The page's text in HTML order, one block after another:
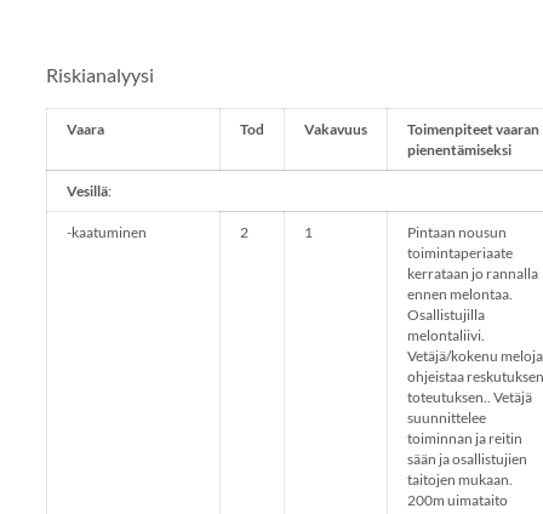
Riskianalyysi
Vaara Tod Vakavuus
Toimenpiteet vaaran
pienentämiseksi
Vesillä:
-kaatuminen 2 1
Pintaan nousun
toimintaperiaate
kerrataan jo rannalla
ennen melontaa.
Osallistujilla
melontaliivi.
Vetäjä/kokenu meloja
ohjeistaa reskutuksen
toteutuksen.. Vetäjä
suunnittelee
toiminnan ja reitin
sään ja osallistujien
taitojen mukaan.
200m uimataito